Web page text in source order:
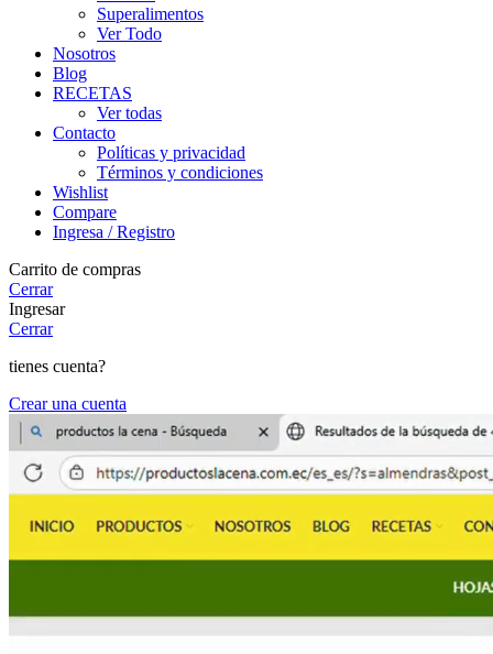
Superalimentos
Ver Todo
Nosotros
Blog
RECETAS
Ver todas
Contacto
Políticas y privacidad
Términos y condiciones
Wishlist
Compare
Ingresa / Registro
Carrito de compras
Cerrar
Ingresar
Cerrar
tienes cuenta?
Crear una cuenta